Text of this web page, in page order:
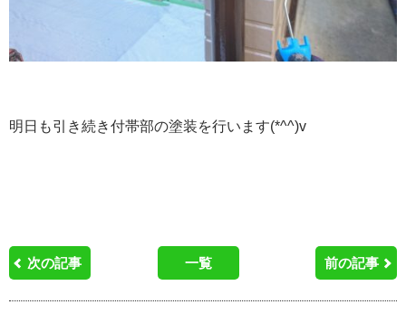
明日も引き続き付帯部の塗装を行います(*^^)v
次の記事 一覧 前の記事